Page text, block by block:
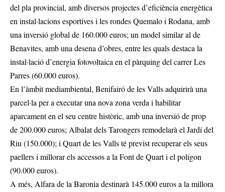
del pla provincial, amb diversos projectes d’eficiència energètica
en instal·lacions esportives i les rondes Quemalo i Rodana, amb
una inversió global de 160.000 euros; un model similar al de
Benavites, amb una desena d’obres, entre les quals destaca la
instal·lació d’energia fotovoltaica en el pàrquing del carrer Les
Parres (60.000 euros).
En l’àmbit mediambiental, Benifairó de les Valls adquirirà una
parcel·la per a executar una nova zona verda i habilitar
aparcament en el seu centre històric, amb una inversió de prop
de 200.000 euros; Albalat dels Tarongers remodelarà el Jardí del
Riu (150.000); i Quart de les Valls té previst recuperar els seus
paellers i millorar els accessos a la Font de Quart i el polígon
(90.000 euros).
A més, Alfara de la Baronia destinarà 145.000 euros a la millora